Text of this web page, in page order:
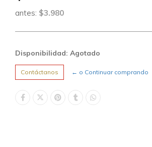
antes: $3.980
Disponibilidad: Agotado
Contáctanos ← o Continuar comprando